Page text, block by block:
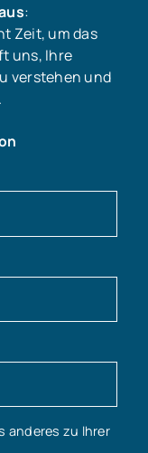
:
Zeit, um das
uns, Ihre
verstehen und
anderes zu Ihrer